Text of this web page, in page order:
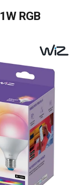
RGB